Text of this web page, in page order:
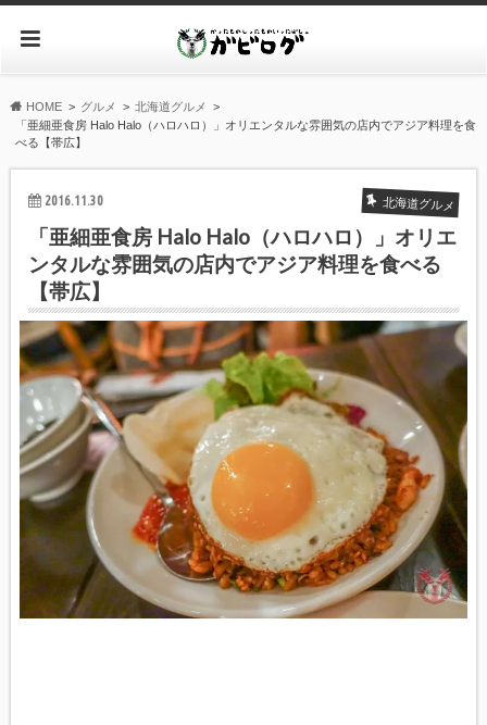
HOME グルメ
北海道グルメ
「亜細亜食房 Halo Halo（ハロハロ）」オリエンタルな雰囲気の店内でアジア料理を食
べる【帯広】
2016.11.30 北海道グルメ
「亜細亜食房 Halo Halo（ハロハロ）」オリエ
ンタルな雰囲気の店内でアジア料理を食べる
【帯広】